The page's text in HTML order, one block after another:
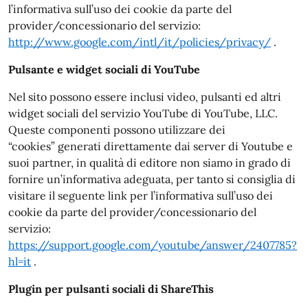
l’informativa sull’uso dei cookie da parte del
provider/concessionario del servizio:
http://www.google.com/intl/it/policies/privacy/ .
Pulsante e widget sociali di YouTube
Nel sito possono essere inclusi video, pulsanti ed altri
widget sociali del servizio YouTube di YouTube, LLC.
Queste componenti possono utilizzare dei
“cookies” generati direttamente dai server di Youtube e
suoi partner, in qualità di editore non siamo in grado di
fornire un’informativa adeguata, per tanto si consiglia di
visitare il seguente link per l’informativa sull’uso dei
cookie da parte del provider/concessionario del
servizio:
https://support.google.com/youtube/answer/2407785?
hl=it .
Plugin per pulsanti sociali di ShareThis